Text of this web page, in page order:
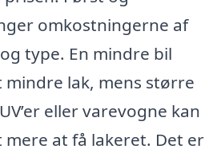
omkostningerne af
type. En mindre bil
lak, mens større
eller varevogne kan
at få lakeret. Det er